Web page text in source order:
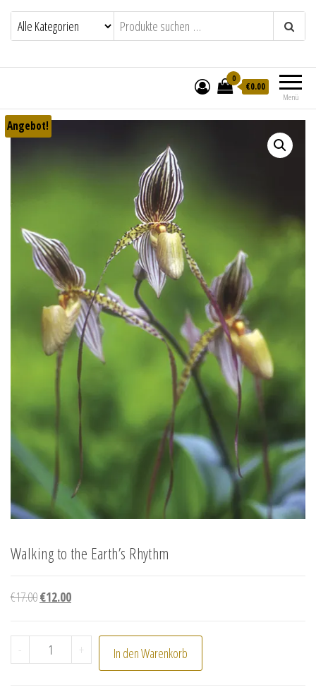
Menü
0
€0.00
Angebot!
Walking to the Earth’s Rhythm
€17.00Ursprünglicher Preis war: €17.00
€12.00Aktueller Preis ist: €12.00.
- Walking to the Earth's Rhythm Menge
+ In den Warenkorb